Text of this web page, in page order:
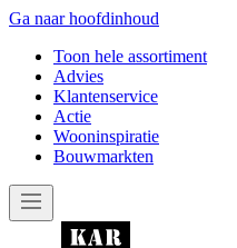
Ga naar hoofdinhoud
Toon hele assortiment
Advies
Klantenservice
Actie
Wooninspiratie
Bouwmarkten